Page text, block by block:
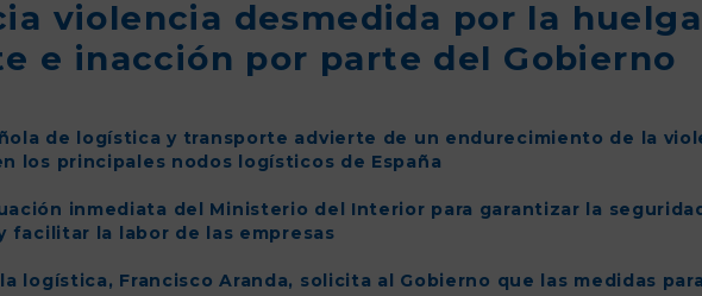
violencia desmedida por la huelga
e inacción por parte del Gobierno
de logística y transporte advierte de un endurecimiento de la
los principales nodos logísticos de España
inmediata del Ministerio del Interior para garantizar la
facilitar la labor de las empresas
logística, Francisco Aranda, solicita al Gobierno que las medidas para